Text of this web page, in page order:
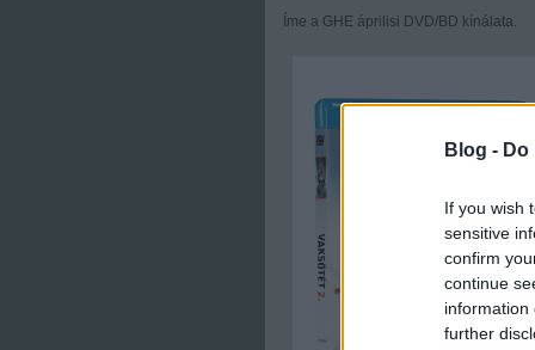
Blog -
If you wish
sensitive
confirm
continue
information
further
Íme a GHE áprilisi DVD/BD kínálata.